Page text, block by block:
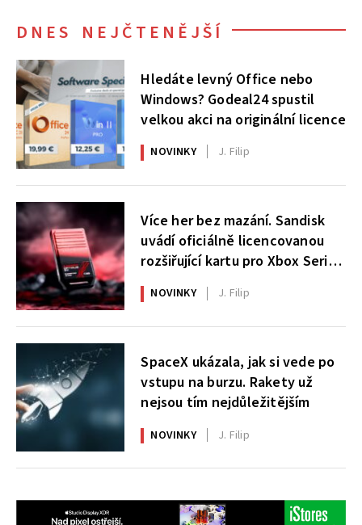
DNES NEJČTENĚJŠÍ
Hledáte levný Office nebo
Windows? Godeal24 spustil
velkou akci na originální licence
NOVINKY J. Filip
Více her bez mazání. Sandisk
uvádí oficiálně licencovanou
rozšiřující kartu pro Xbox Series
X|S
NOVINKY J. Filip
SpaceX ukázala, jak si vede po
vstupu na burzu. Rakety už
nejsou tím nejdůležitějším
NOVINKY J. Filip